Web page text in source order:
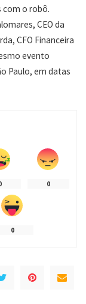
com o robô.
CEO da
CFO Financeira
evento
Paulo, em datas
0
0